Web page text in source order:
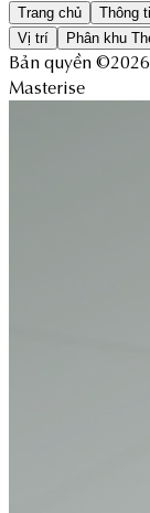
Trang chủ Thông
Vị trí
Phân khu
Bản quyền
Masterise